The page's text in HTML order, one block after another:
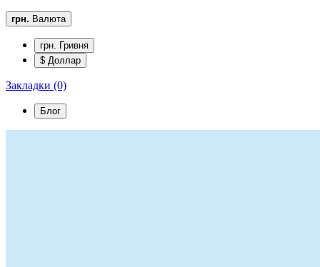
грн. Валюта
грн. Гривня
$ Доллар
Закладки (0)
Блог